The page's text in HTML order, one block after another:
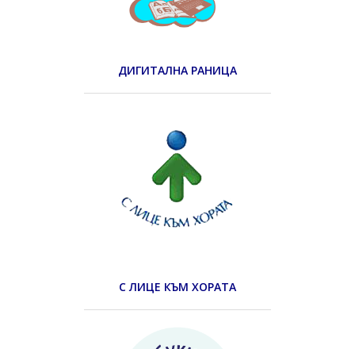
ДИГИТАЛНА РАНИЦА
С ЛИЦЕ КЪМ ХОРАТА